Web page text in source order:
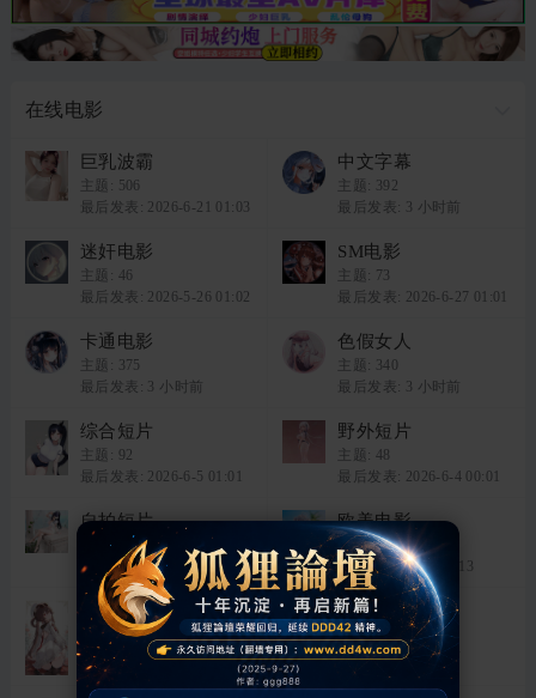
在线电影
巨乳波霸
主题: 506
最后发表: 2026-6-21 01:03
中文字幕
主题: 392
最后发表: 3 小时前
迷奸电影
主题: 46
最后发表: 2026-5-26 01:02
SM电影
主题: 73
最后发表: 2026-6-27 01:01
卡通电影
主题: 375
最后发表: 3 小时前
色假女人
主题: 340
最后发表: 3 小时前
综合短片
主题: 92
最后发表: 2026-6-5 01:01
野外短片
主题:48
最后发表: 2026-6-4 00:01
自拍短片
主题:
362
最后发表:3 小时前
欧美电影
主题:344
最后发表:前天 00:13
日韩电影
主题:361
最后发表:3 小时前
自拍电影
主题:813
最后发表:3 小时前